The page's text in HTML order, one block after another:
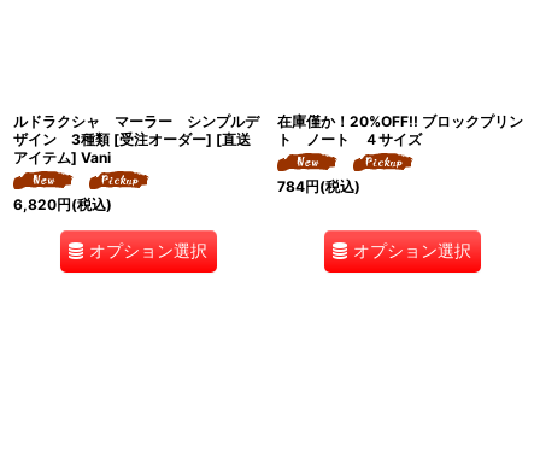
ルドラクシャ マーラー シンプルデ
ザイン 3種類 [受注オーダー] [直送
アイテム] Vani
6,820円(税込)
オプション選択
在庫僅か！20%OFF!! ブロックプリン
ト ノート ４サイズ
784円(税込)
オプション選択